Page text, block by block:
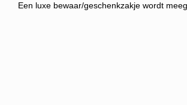
Een luxe bewaar/geschenkzakje wordt